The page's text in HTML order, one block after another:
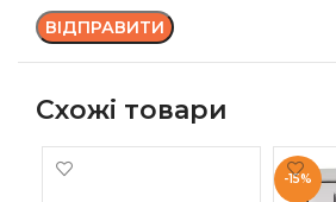
Схожі товари
-15%